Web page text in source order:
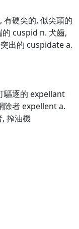
硬尖的, 似尖頭的
cuspid n. 犬齒,
出的 cuspidate a.
驅逐的 expellant
除者 expellent a.
搾油機